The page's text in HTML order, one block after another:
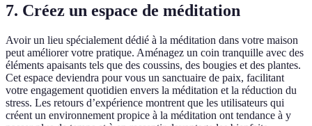
7. Créez un espace de méditation
Avoir un lieu spécialement dédié à la méditation dans votre maison
peut améliorer votre pratique. Aménagez un coin tranquille avec des
éléments apaisants tels que des coussins, des bougies et des plantes.
Cet espace deviendra pour vous un sanctuaire de paix, facilitant
votre engagement quotidien envers la méditation et la réduction du
stress. Les retours d’expérience montrent que les utilisateurs qui
créent un environnement propice à la méditation ont tendance à y